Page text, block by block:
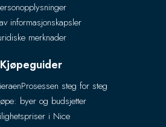
informasjonskapsler
merknader
Kjøpeguider
Prosessen steg for steg
byer og budsjetter
i Nice